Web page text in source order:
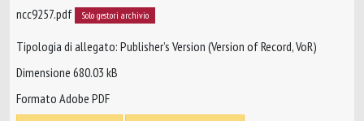
ncc9257.pdf Solo gestori archivio
Tipologia di allegato: Publisher’s Version (Version of Record, VoR)
Dimensione 680.03 kB
Formato Adobe PDF